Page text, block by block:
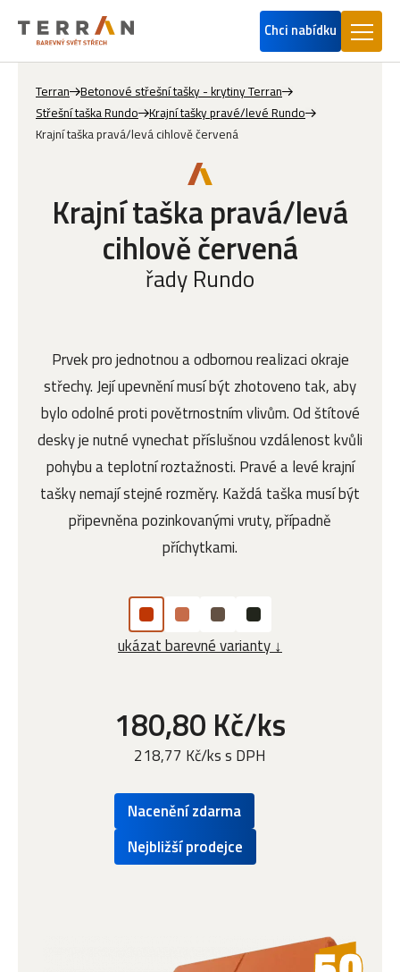
Chci nabídku
Terran
Betonové střešní tašky - krytiny Terran
Střešní taška Rundo
Krajní tašky pravé/levé Rundo
Krajní taška pravá/levá cihlově červená
Krajní taška pravá/levá
cihlově červená
řady Rundo
Prvek pro jednotnou a odbornou realizaci okraje
střechy. Její upevnění musí být zhotoveno tak, aby
bylo odolné proti povětrnostním vlivům. Od štítové
desky je nutné vynechat příslušnou vzdálenost kvůli
pohybu a teplotní roztažnosti. Pravé a levé krajní
tašky nemají stejné rozměry. Každá taška musí být
připevněna pozinkovanými vruty, případně
příchytkami.
ukázat barevné varianty ↓
180,80 Kč/ks
218,77 Kč/ks s DPH
Nacenění zdarma
Nejbližší prodejce